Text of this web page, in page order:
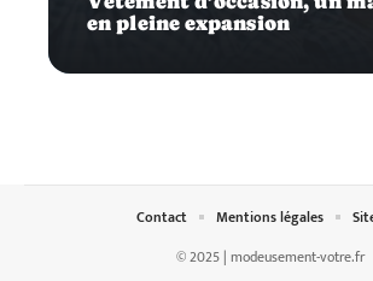
en pleine expansion
© 2025 | modeusement-votre.fr
Contact Mentions légales